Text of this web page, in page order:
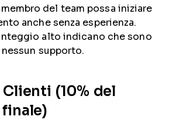
del team possa iniziare
anche senza esperienza.
alto indicano che sono
supporto.
(10% del